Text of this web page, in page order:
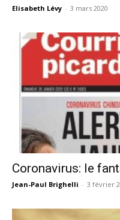
Elisabeth Lévy - 3 mars 2020
Coronavirus: le
Jean-Paul Brighelli - 3 février